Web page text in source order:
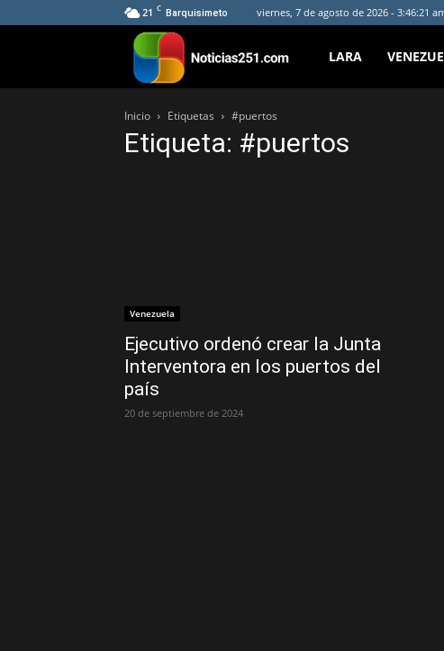
21 C Barquisimeto viernes, 7 de agosto de 2026 - 3:46:21
Noticias251
LARA
Inicio Etiquetas #puertos
Etiqueta: #puertos
Venezuela
Ejecutivo ordenó crear la Junta
Interventora en los puertos del
país
20 de septiembre de 2024